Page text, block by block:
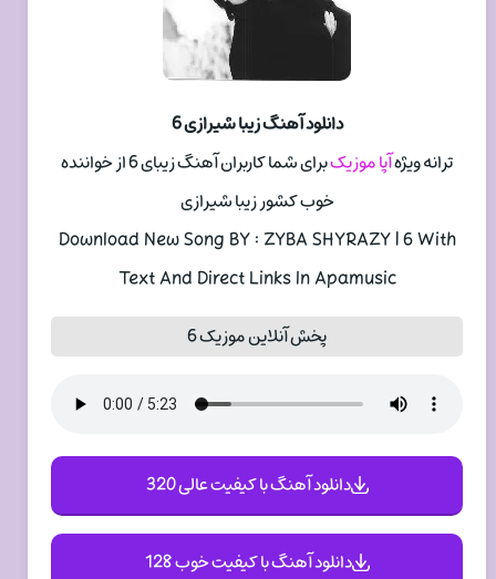
دانلود آهنگ زیبا شیرازی 6
ترانه ویژهآپا موزیک
برای شما کاربران آهنگ زیبای 6 از خواننده
خوب کشور زیبا شیرازی
Download New Song BY : ZYBA SHYRAZY | 6 With
Text And Direct Links In Apamusic
پخش آنلاین موزیک 6
دانلود آهنگ با کیفیت عالی 320
دانلود آهنگ با کیفیت خوب 128